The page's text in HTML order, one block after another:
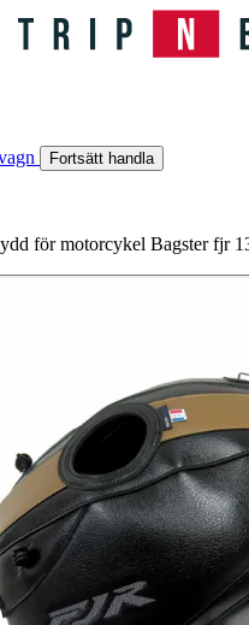
Fortsätt handla
för motorcykel Bagster fjr